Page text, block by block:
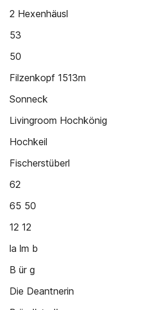
2 Hexenhäusl
53
50
Filzenkopf 1513m
Sonneck
Livingroom Hochkönig
Hochkeil
Fischerstüberl
62
65 50
12 12
la lm b
B ür g
Die Deantnerin